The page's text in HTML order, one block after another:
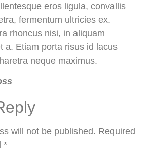
eros ligula, convallis
fermentum ultricies ex.
rhoncus nisi, in aliquam
a. Etiam porta risus id lacus
neque maximus.
will not be published. Required
*